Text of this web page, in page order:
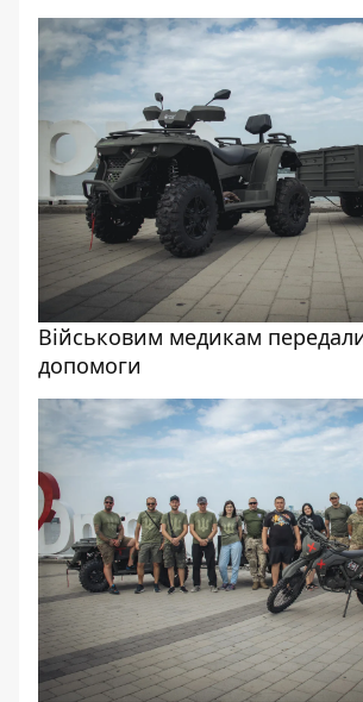
Військовим медикам
допомоги